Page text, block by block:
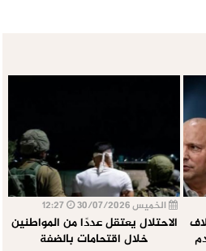
الخميس 30/07/2026
الاحتلال يعتقل عددًا من المواطنين
خلال اقتحامات بالضفة